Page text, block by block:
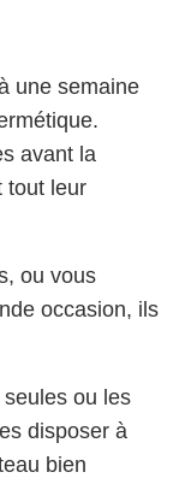
une semaine
avant la
tout leur
ou vous
occasion, ils
ou les
disposer à
bien